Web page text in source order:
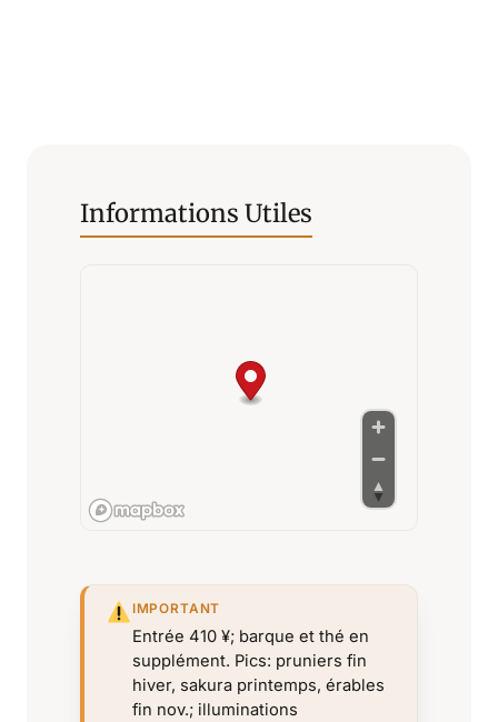
Informations Utiles
IMPORTANT
Entrée 410 ¥; barque et thé en
supplément. Pics: pruniers fin
hiver, sakura printemps, érables
fin nov.; illuminations